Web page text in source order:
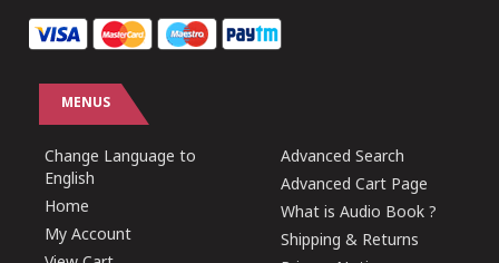
MENUS
Change Language to
English
Home
My Account
Advanced Search
Advanced Cart Page
What is Audio Book ?
Shipping & Returns